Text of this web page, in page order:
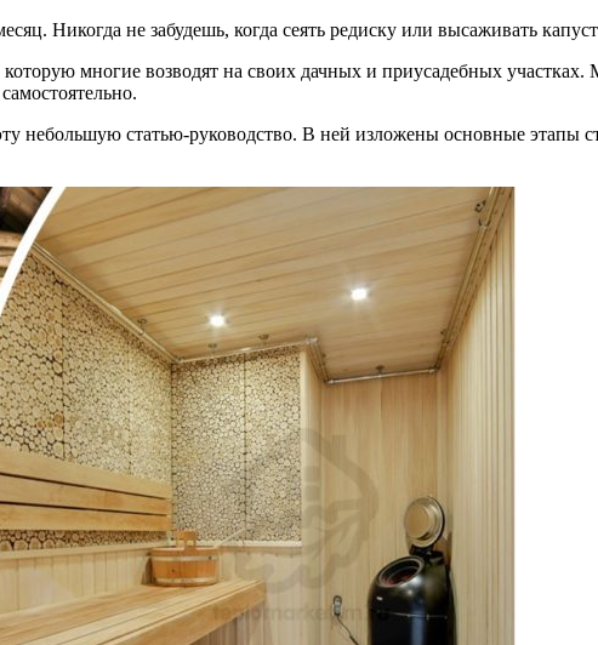
Никогда не забудешь, когда сеять редиску или высаживать
многие возводят на своих дачных и приусадебных
небольшую статью-руководство. В ней изложены основные этапы